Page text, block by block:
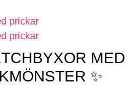
MED
✨